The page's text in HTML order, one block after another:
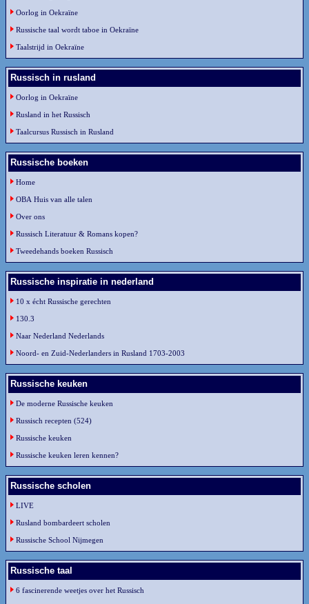
Oorlog in Oekraïne
Russische taal wordt taboe in Oekraïne
Taalstrijd in Oekraïne
Russisch in rusland
Oorlog in Oekraïne
Rusland in het Russisch
Taalcursus Russisch in Rusland
Russische boeken
Home
OBA Huis van alle talen
Over ons
Russisch Literatuur & Romans kopen?
Tweedehands boeken Russisch
Russische inspiratie in nederland
10 x écht Russische gerechten
130.3
Naar Nederland Nederlands
Noord- en Zuid-Nederlanders in Rusland 1703-2003
Russische keuken
De moderne Russische keuken
Russisch recepten (524)
Russische keuken
Russische keuken leren kennen?
Russische scholen
LIVE
Rusland bombardeert scholen
Russische School Nijmegen
Russische taal
6 fascinerende weetjes over het Russisch